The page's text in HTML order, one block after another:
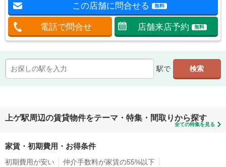
この店舗に問合せる 無料
電話で問合せ 店舗来店予約 無料
駅で
上ゲ駅周辺の賃貸物件をテーマ・特集・間取りから探す
全ての特集を見る
家賃・初期費用・お得条件
初期費用が安い
仲介手数料が家賃の55%以下